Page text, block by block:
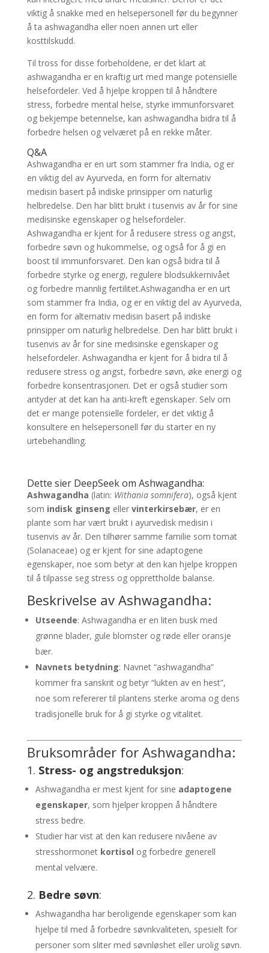
viktig å snakke med en helsepersonell før du begynner
å ta ashwagandha eller noen annen urt eller
kosttilskudd.
Til tross for disse forbeholdene, er det klart at
ashwagandha er en kraftig urt med mange potensielle
helsefordeler. Ved å hjelpe kroppen til å håndtere
stress, forbedre mental helse, styrke immunforsvaret
og bekjempe betennelse, kan ashwagandha bidra til å
forbedre helsen og velværet på en rekke måter.
Q&A
Ashwagandha er en urt som stammer fra India, og er
en viktig del av Ayurveda, en form for alternativ
medisin basert på indiske prinsipper om naturlig
helbredelse. Den har blitt brukt i tusenvis av år for sine
medisinske egenskaper og helsefordeler.
Ashwagandha er kjent for å redusere stress og angst,
forbedre søvn og hukommelse, og også for å gi en
boost til immunforsvaret. Den kan også bidra til å
forbedre styrke og energi, regulere blodsukkernivået
og forbedre mannlig fertilitet.Ashwagandha er en urt
som stammer fra India, og er en viktig del av Ayurveda,
en form for alternativ medisin basert på indiske
prinsipper om naturlig helbredelse. Den har blitt brukt i
tusenvis av år for sine medisinske egenskaper og
helsefordeler. Ashwagandha er kjent for å bidra til å
redusere stress og angst, forbedre søvn, øke energi og
forbedre konsentrasjonen. Det er også studier som
antyder at det kan ha anti-kreft egenskaper. Selv om
det er mange potensielle fordeler, er det viktig å
konsultere en helsepersonell før du starter en ny
urtebehandling.
Dette sier DeepSeek om Ashwagandha:
Ashwagandha (latin: Withania somnifera), også kjent
som indisk ginseng eller vinterkirsebær, er en
plante som har vært brukt i ayurvedisk medisin i
tusenvis av år. Den tilhører samme familie som tomat
(Solanaceae) og er kjent for sine adaptogene
egenskaper, noe som betyr at den kan hjelpe kroppen
til å tilpasse seg stress og opprettholde balanse.
Beskrivelse av Ashwagandha:
Utseende: Ashwagandha er en liten busk med
grønne blader, gule blomster og røde eller oransje
bær.
Navnets betydning: Navnet “ashwagandha”
kommer fra sanskrit og betyr “lukten av en hest”,
noe som refererer til plantens sterke aroma og dens
tradisjonelle bruk for å gi styrke og vitalitet.
Bruksområder for Ashwagandha:
1. Stress- og angstreduksjon:
Ashwagandha er mest kjent for sine adaptogene
egenskaper, som hjelper kroppen å håndtere
stress bedre.
Studier har vist at den kan redusere nivåene av
stresshormonet kortisol og forbedre generell
mental velvære.
2. Bedre søvn:
Ashwagandha har beroligende egenskaper som kan
hjelpe til med å forbedre søvnkvaliteten, spesielt for
personer som sliter med søvnløshet eller urolig søvn.